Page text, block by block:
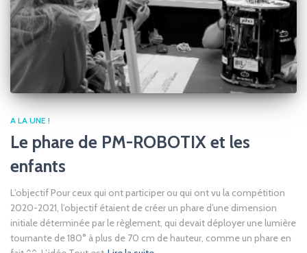
A LA UNE !
Le phare de PM-ROBOTIX et les
enfants
L’objectif Pour ceux qui ont participer ou qui ont vu la compétition
2020-2021, l’objectif étaient de créer un phare d’une dimension
initiale déterminée par le règlement, qui devait déployer une lumière
tournante de 180° à plus de 70 cm de hauteur, comme un phare en